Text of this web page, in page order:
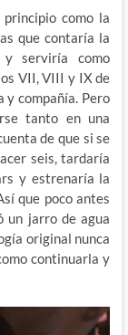
como la
que contaría la
serviría como
VII, VIII y IX de
y compañía. Pero
tanto en una
de que si se
seis, tardaría
y estrenaría la
que poco antes
un jarro de agua
original nunca
continuarla y